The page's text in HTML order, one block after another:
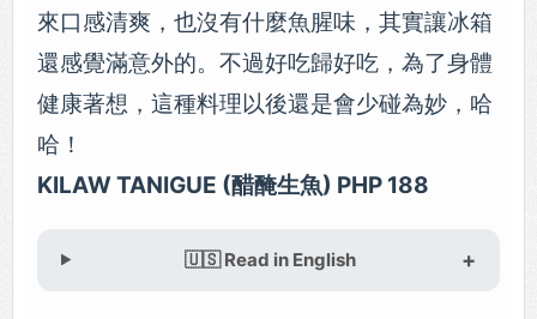
來口感清爽，也沒有什麼魚腥味，其實讓冰箱
還感覺滿意外的。不過好吃歸好吃，為了身體
健康著想，這種料理以後還是會少碰為妙，哈
哈！
KILAW TANIGUE (醋醃生魚) PHP 188
🇺🇸 Read in English